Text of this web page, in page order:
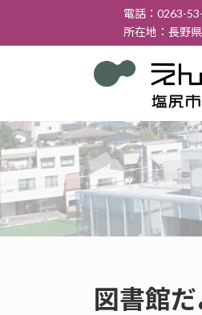
テ
ス
キ
ッ
ゲ
ン
に
移
電話：0263-
所在地：長野
図書館